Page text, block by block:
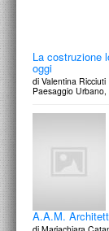
La costruzione
oggi
di Valentina Ricciuti
Paesaggio
A.A.M.